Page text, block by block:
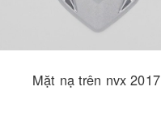
Mặt nạ trên nvx 2017